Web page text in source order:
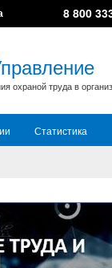
8 800
охраной труда в
Статистика